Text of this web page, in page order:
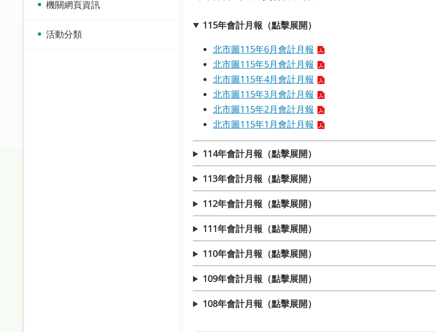
機關網頁資訊
活動分類
115年會計月報（點擊展開）
北市圖115年6月會計月報
北市圖115年5月會計月報
北市圖115年4月會計月報
北市圖115年3月會計月報
北市圖115年2月會計月報
北市圖115年1月會計月報
114年會計月報（點擊展開）
113年會計月報（點擊展開）
112年會計月報（點擊展開）
111年會計月報（點擊展開）
110年會計月報（點擊展開）
109年會計月報（點擊展開）
108年會計月報（點擊展開）